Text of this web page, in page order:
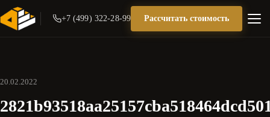
+7 (499) 322-28-99 Рассчитать стоимость
20.02.2022